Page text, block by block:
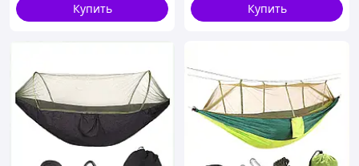
Гамак туристический, TFF
Купить
Купить